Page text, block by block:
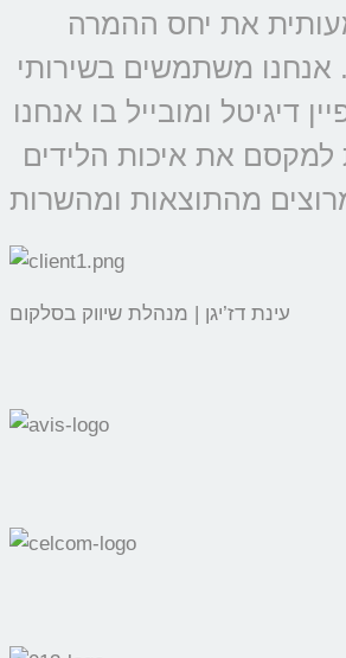
את יחס ההמרה
אנחנו משתמשים בשירותי
דיגיטל ומובייל בו אנחנו
למקסם את איכות הלידים
עינת דז’יגן | מנהלת שיווק בסלקום